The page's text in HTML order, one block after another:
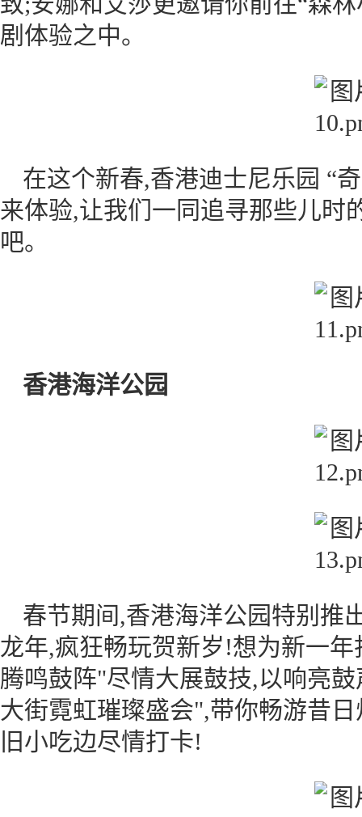
剧体验之中。
在这个新春,香港迪士尼乐园 “
来体验,让我们一同追寻那些儿时
吧。
香港海洋公园
春节期间,香港海洋公园特别推
龙年,疯狂畅玩贺新岁!想为新一
腾鸣鼓阵"尽情大展鼓技,以响亮
大街霓虹璀璨盛会",带你畅游昔
旧小吃边尽情打卡!